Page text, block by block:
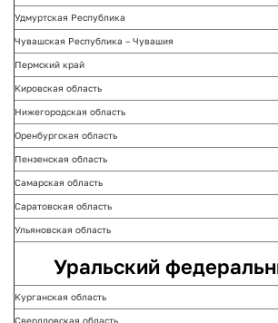
Удмуртская Республика
Чувашская Республика – Чувашия
Пермский край
Кировская область
Нижегородская область
Оренбургская область
Пензенская область
Самарская область
Саратовская область
Ульяновская область
Уральский
Курганская область
Свердловская область